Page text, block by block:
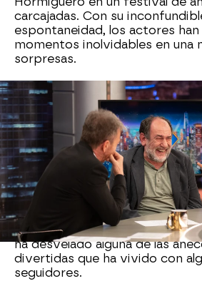
carcajadas. Con su
espontaneidad, los actores han
momentos inolvidables en una
sorpresas.
En esta ocasión, Pablo Motos
ellos se enfrentan mucho al
calle. Karra ha tomado la
no ser nada mitómano
de los bomberos o policías:
Goya?", ha dicho.
Luis, por su parte, ha dicho
fanático de Morris, pero nunca
para pedirle una fotografía. Sin
ha desvelado alguna de las
divertidas que ha vivido con
seguidores.